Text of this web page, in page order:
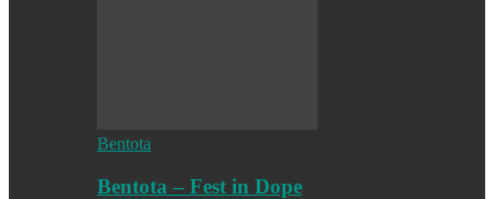
Bentota
Bentota – Fest in Dope